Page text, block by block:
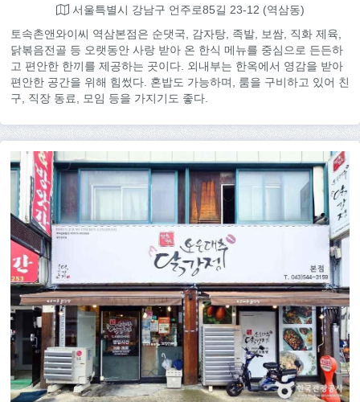
서울특별시 강남구 언주로85길 23-12 (역삼동)
토속촌앤와이씨 역삼본점은 순댓국, 감자탕, 족발, 보쌈, 직화 제육,
닭볶음전골 등 오랫동안 사랑 받아 온 한식 메뉴를 중심으로 든든하
고 편안한 한끼를 제공하는 곳이다. 외내부는 한옥에서 영감을 받아
편안한 공간을 위해 힘썼다. 혼밥도 가능하며, 룸을 구비하고 있어 친
구, 직장 동료, 모임 등을 가지기도 좋다.